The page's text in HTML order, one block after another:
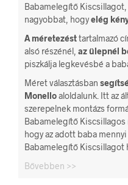
Babamelegítő Kiscsillagot,
nagyobbat, hogyelég
A méretezésttartalmazó
alsó részénél, az ülepnél
piszkálja legkevésbé a
Méret választásban
Monelloaloldalunk. Itt az
szerepelnek montázs
Babamelegítő
hogy az adott baba
Babamelegítő Kiscsillagot
Bővebben >>